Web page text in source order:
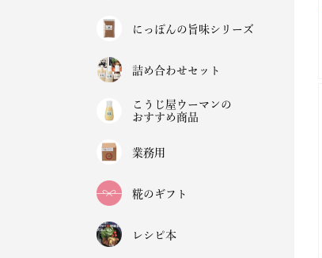
にっぽんの旨味シリーズ
詰め合わせセット
こうじ屋ウーマンの
おすすめ商品
業務用
糀のギフト
レシピ本